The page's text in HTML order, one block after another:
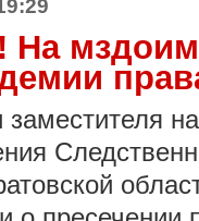
На